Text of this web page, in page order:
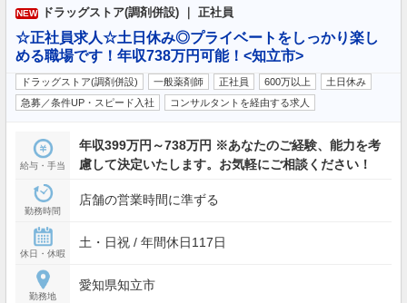
NEW ドラッグストア(調剤併設) ｜ 正社員
☆正社員求人☆土日休み◎プライベートをしっかり楽し
める職場です！年収738万円可能！<知立市>
ドラッグストア(調剤併設) 一般薬剤師 正社員 600万以上
土日休み
急募／条件UP・スピード入社
コンサルタントを経由する求人
給与・手当
年収399万円～738万円 ※あなたのご経験、能力を考
慮して決定いたします。お気軽にご相談ください！
勤務時間
店舗の営業時間に準ずる
休日・休暇
土・日祝 / 年間休日117日
勤務地
愛知県知立市